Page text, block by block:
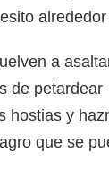
alrededor
a
de petardear
hostias y
que se